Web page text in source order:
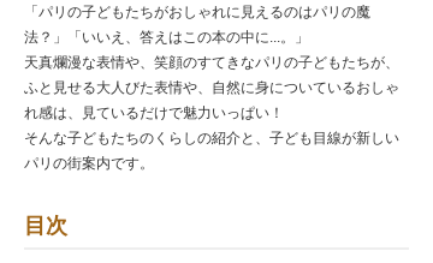
「パリの子どもたちがおしゃれに見えるのはパリの魔
法？」「いいえ、答えはこの本の中に...。」
天真爛漫な表情や、笑顔のすてきなパリの子どもたちが、
ふと見せる大人びた表情や、自然に身についているおしゃ
れ感は、見ているだけで魅力いっぱい！
そんな子どもたちのくらしの紹介と、子ども目線が新しい
パリの街案内です。
目次